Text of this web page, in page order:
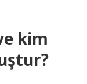
kim